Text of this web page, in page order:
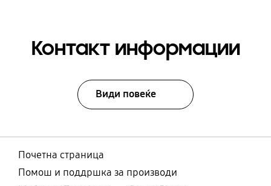
Контакт информации
Види повеќе
Почетна страница
Помош и поддршка за производи